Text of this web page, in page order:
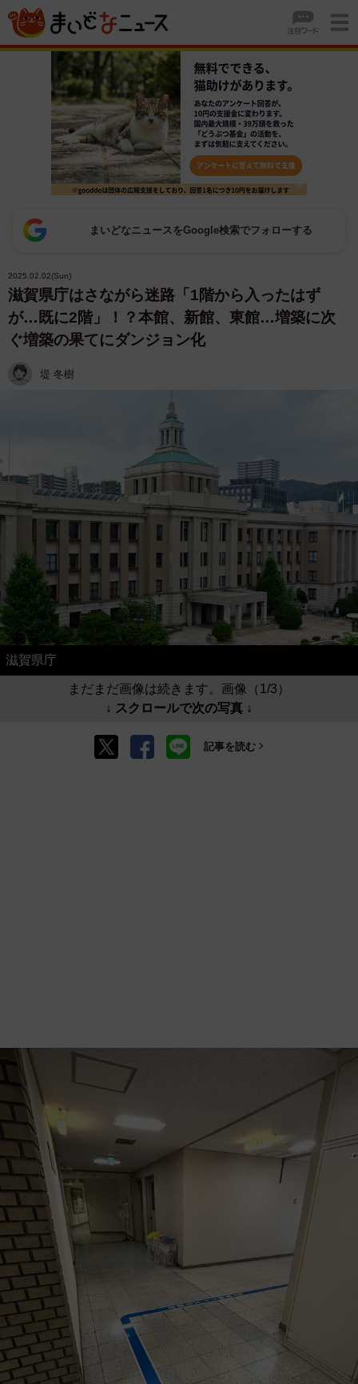
まいどなニュースをGoogle検索でフォローする
2025.02.02(Sun)
滋賀県庁はさながら迷路「1階から入ったはず
が…既に2階」！？本館、新館、東館…増築に次
ぐ増築の果てにダンジョン化
堤 冬樹
滋賀県庁
まだまだ画像は続きます。画像（1/3）
↓ スクロールで次の写真 ↓
記事を読む